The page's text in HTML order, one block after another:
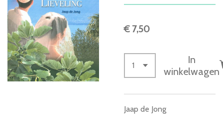
€ 7,50
In
winkelwagen
Jaap de Jong